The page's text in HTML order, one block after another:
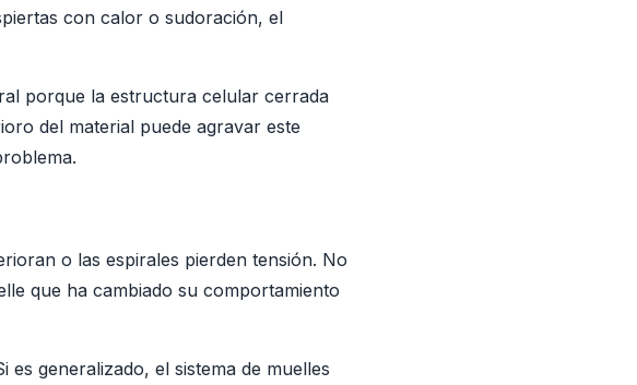
con calor o sudoración, el
porque la estructura celular cerrada
del material puede agravar este
o las espirales pierden tensión. No
que ha cambiado su comportamiento
generalizado, el sistema de muelles